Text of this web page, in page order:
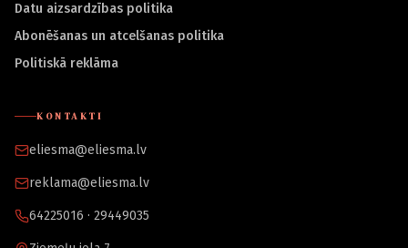
Datu aizsardzības politika
Abonēšanas un atcelšanas politika
Politiskā reklāma
KONTAKTI
eliesma@eliesma.lv
reklama@eliesma.lv
64225016 · 29449035